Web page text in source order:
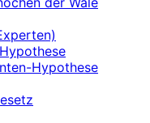
Hypothese